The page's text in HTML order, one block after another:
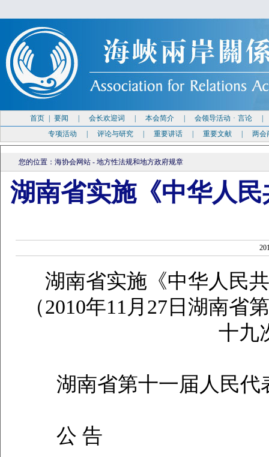
首页 要闻 会长欢迎词 本会简介 会领导活动 · 言论
专项活动
评论与研究 重要讲话 重要文献 两会
您的位置： 海协会网站 - 地方性法规和地方政府规章
湖南省实施《中华人
湖南省实施《中华人民
（2010年11月27日湖南
十九
湖南省第十一届人民代
公 告